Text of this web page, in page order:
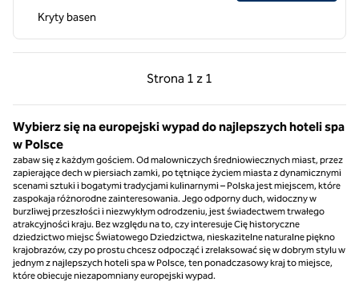
Kryty basen
Strona 1 z 1
Poprzednia strona, 1 z 1
Strona 1 z 1
Wybierz się na europejski wypad do najlepszych hoteli spa
w Polsce
zabaw się z każdym gościem. Od malowniczych średniowiecznych miast, przez
zapierające dech w piersiach zamki, po tętniące życiem miasta z dynamicznymi
scenami sztuki i bogatymi tradycjami kulinarnymi – Polska jest miejscem, które
zaspokaja różnorodne zainteresowania. Jego odporny duch, widoczny w
burzliwej przeszłości i niezwykłym odrodzeniu, jest świadectwem trwałego
atrakcyjności kraju. Bez względu na to, czy interesuje Cię historyczne
dziedzictwo miejsc Światowego Dziedzictwa, nieskazitelne naturalne piękno
krajobrazów, czy po prostu chcesz odpocząć i zrelaksować się w dobrym stylu w
jednym z najlepszych hoteli spa w Polsce, ten ponadczasowy kraj to miejsce,
które obiecuje niezapomniany europejski wypad.